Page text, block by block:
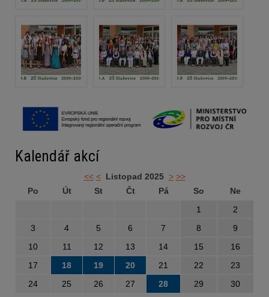
Kalendář akcí
<< < Listopad 2025 > >>
Po
Út St Čt Pá So
Ne
1
2
3
4 5 6 7 8
9
10
11 12 13 14 15
16
17
18 19 20 21 22
23
24
25 26 27 28 29 30